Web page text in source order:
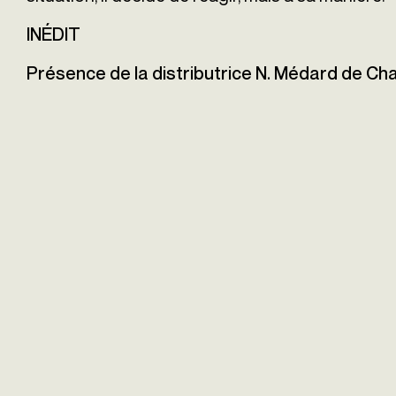
INÉDIT
Présence de la distributrice N. Médard de